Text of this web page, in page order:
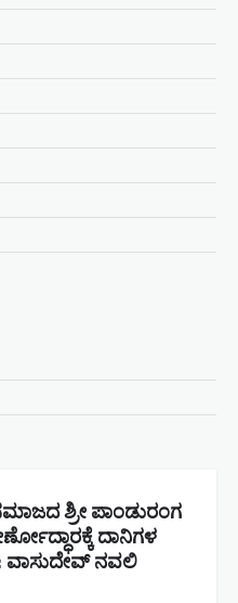
ಶ್ರೀ ಪಾಂಡುರಂಗ
ದಾನಿಗಳ
ವಾಸುದೇವ್ ನವಲಿ